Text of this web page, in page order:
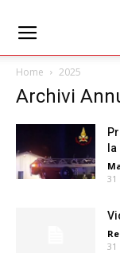
Home 2025
Archivi
31
31